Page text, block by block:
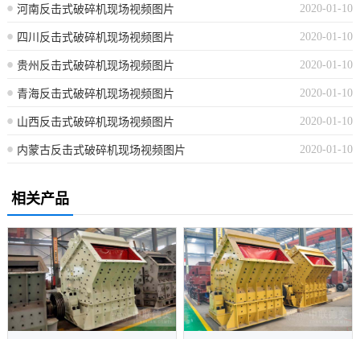
2020-01-10
河南反击式破碎机现场视频图片
2020-01-10
四川反击式破碎机现场视频图片
2020-01-10
贵州反击式破碎机现场视频图片
2020-01-10
青海反击式破碎机现场视频图片
2020-01-10
山西反击式破碎机现场视频图片
2020-01-10
内蒙古反击式破碎机现场视频图片
相关产品